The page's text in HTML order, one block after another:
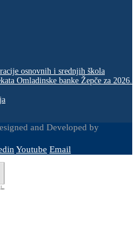
osnovnih i srednjih škola
Omladinske banke Žepče za 2026.
and Developed by
Youtube Email